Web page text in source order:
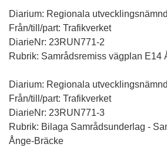
:
Diarium: Regionala
Från/till/part: Trafikverket
DiarieNr: 23RUN771-2
Rubrik: Samrådsremiss vägplan E14
Diarium: Regionala
Från/till/part: Trafikverket
DiarieNr: 23RUN771-3
Rubrik: Bilaga Samrådsunderlag -
Ånge-Bräcke